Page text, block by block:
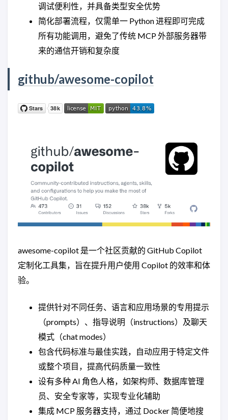
调试便利性，并具备类型安全优势
简化部署流程，仅需单一 Python 进程即可完成
所有功能调用，避免了传统 MCP 外部服务器带
来的通信开销和复杂度
github/awesome-copilot
awesome-copilot 是一个社区贡献的 GitHub Copilot
定制化工具集，旨在提升用户使用 Copilot 的效率和体
验。
提供针对不同任务、语言和应用场景的专用提示
（prompts）、指导说明（instructions）及聊天
模式（chat modes）
包含代码标准与最佳实践，自动应用于特定文件
或整个项目，提高代码质量一致性
设有多种 AI 角色人格，如架构师、数据库管理
员、安全专家等，实现专业化辅助
集成 MCP 服务器支持，通过 Docker 简便地搜